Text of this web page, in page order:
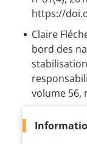
https://
Claire
bord des
volume 56,